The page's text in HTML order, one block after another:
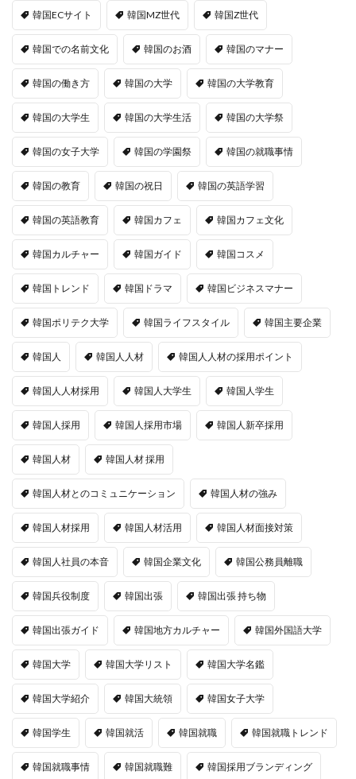
韓国ECサイト 韓国MZ世代 韓国Z世代
韓国での名前文化 韓国のお酒 韓国のマナー
韓国の働き方 韓国の大学 韓国の大学教育
韓国の大学生 韓国の大学生活 韓国の大学祭
韓国の女子大学 韓国の学園祭 韓国の就職事情
韓国の教育 韓国の祝日 韓国の英語学習
韓国の英語教育 韓国カフェ 韓国カフェ文化
韓国カルチャー 韓国ガイド 韓国コスメ
韓国トレンド 韓国ドラマ 韓国ビジネスマナー
韓国ポリテク大学 韓国ライフスタイル 韓国主要企業
韓国人 韓国人人材 韓国人人材の採用ポイント
韓国人人材採用 韓国人大学生 韓国人学生
韓国人採用 韓国人採用市場 韓国人新卒採用
韓国人材 韓国人材 採用
韓国人材とのコミュニケーション 韓国人材の強み
韓国人材採用 韓国人材活用 韓国人材面接対策
韓国人社員の本音 韓国企業文化 韓国公務員離職
韓国兵役制度 韓国出張 韓国出張 持ち物
韓国出張ガイド 韓国地方カルチャー 韓国外国語大学
韓国大学 韓国大学リスト 韓国大学名鑑
韓国大学紹介 韓国大統領 韓国女子大学
韓国学生 韓国就活 韓国就職 韓国就職トレンド
韓国就職事情 韓国就職難 韓国採用ブランディング